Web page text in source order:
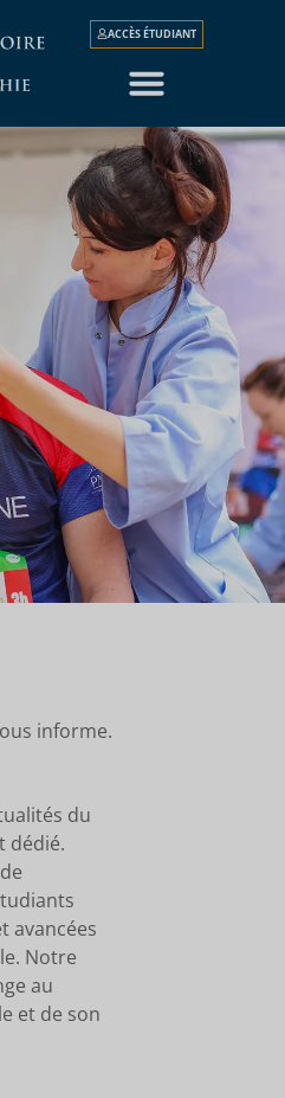
ACCÈS ÉTUDIANT
informe.
du
dédié.
avancées
Notre
au
et de son